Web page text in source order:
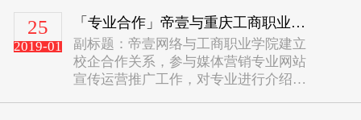
25
2019-01
「专业合作」帝壹与重庆工商职业学院进行媒体营销专业合作
副标题：帝壹网络与工商职业学院建立
校企合作关系，参与媒体营销专业网站
宣传运营推广工作，对专业进行介绍首